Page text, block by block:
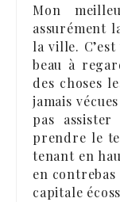
Mon
assurément
la ville.
beau à
des choses
jamais
pas
prendre le
tenant en
en contrebas
capitale